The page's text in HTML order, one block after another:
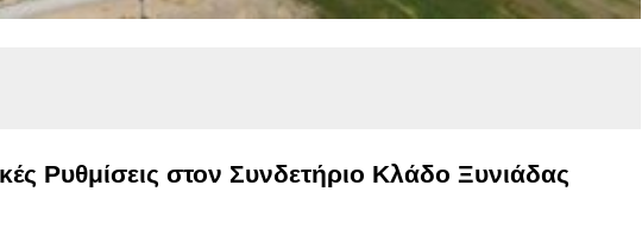
Ρυθμίσεις στον Συνδετήριο Κλάδο Ξυνιάδας